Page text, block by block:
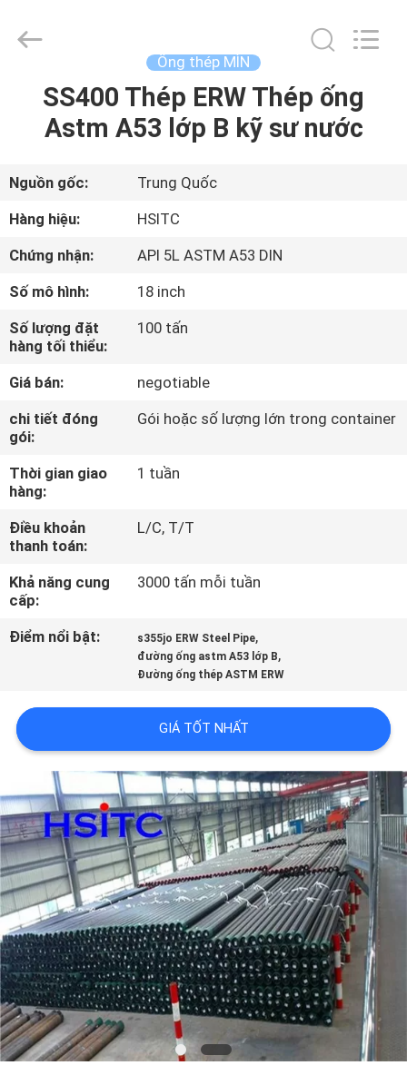
NHÀ
PHẨM
VỀ
TÔI
CHUYẾN
THAM
QUAN
MÁY
KIỂM
SOÁT
CHẤT
LƯỢNG
HỆ
VỚI
CHÚNG
TÔI
TIN
TỨC
YÊU
CẦU
ĐẶT
GIÁ
International
Trade
Ống thép MÌN
SS400 Thép ERW Thép ống
Astm A53 lớp B kỹ sư nước
Nguồn gốc:
Trung Quốc
Hàng hiệu:
HSITC
Chứng nhận:
API 5L ASTM A53 DIN
Số mô hình:
18 inch
Số lượng đặt
hàng tối thiểu:
100 tấn
Giá bán:
negotiable
chi tiết đóng
gói:
Gói hoặc số lượng lớn trong container
Thời gian giao
hàng:
1 tuần
Điều khoản
thanh toán:
L/C, T/T
Khả năng cung
cấp:
3000 tấn mỗi tuần
Điểm nổi bật: s355jo ERW Steel Pipe,
đường ống astm A53 lớp B,
Đường ống thép ASTM ERW
GIÁ TỐT NHẤT